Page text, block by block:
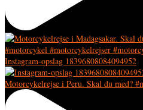
Instagram-opslag 18396808084094952
Motorcykelrejse i Peru. Skal du med?